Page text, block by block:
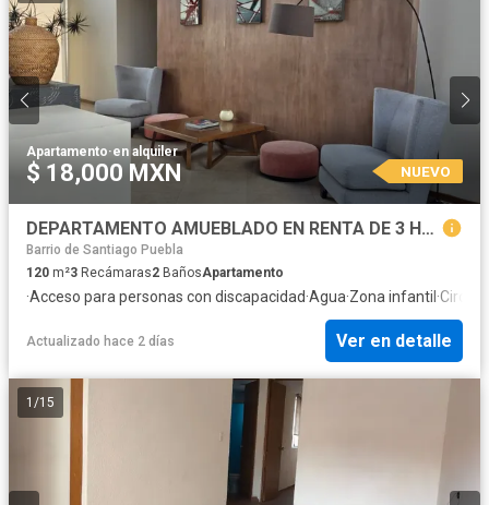
Apartamento·en alquiler
$ 18,000 MXN NUEVO
DEPARTAMENTO AMUEBLADO EN RENTA DE 3 HABITACIONES EN LA NORIA A MIN DE PLAZA SOLESTA, ANGELOPOLIS, IBERO, TEC DE MONTERREY
Barrio de Santiago Puebla
120 m²3 Recámaras2 BañosApartamento
·Acceso para personas con discapacidad·Agua·Zona infantil ·
Actualizado hace 2 días Ver en detalle
1 /15